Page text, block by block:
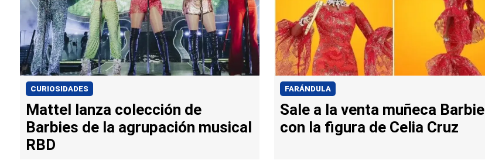
CURIOSIDADES
Mattel lanza colección de
Barbies de la agrupación musical
RBD
FARÁNDULA
Sale a la venta muñeca Barbie
con la figura de Celia Cruz